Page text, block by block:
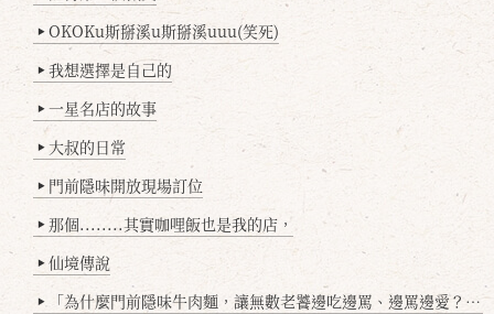
▶ OKOKu斯掰溪u斯掰溪uuu(笑死)
▶ 我想選擇是自己的
▶ 一星名店的故事
▶ 大叔的日常
▶ 門前隱味開放現場訂位
▶ 那個........其實咖哩飯也是我的店，
▶ 仙境傳說
▶ 「為什麼門前隱味牛肉麵，讓無數老饕邊吃邊罵、邊罵邊愛？小辣雞揭密！」